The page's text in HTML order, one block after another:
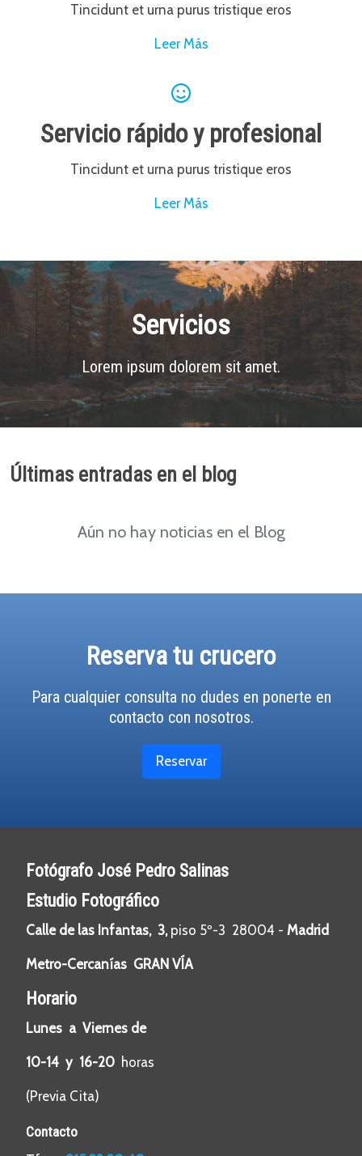
Tincidunt et urna purus tristique eros
Leer Más
Servicio rápido y profesional
Tincidunt et urna purus tristique eros
Leer Más
Servicios
Lorem ipsum dolorem sit amet.
Últimas entradas en el blog
Aún no hay noticias en el Blog
Reserva tu crucero
Para cualquier consulta no dudes en ponerte en
contacto con nosotros.
Reservar
Fotógrafo José Pedro Salinas
Estudio Fotográfico
Calle de las Infantas, 3,piso 5º-3 28004 - Madrid
Metro-Cercanías GRAN VÍA
Horario
Lunes a Viernes de
10-14 y 16-20 horas
(Previa Cita)
Contacto